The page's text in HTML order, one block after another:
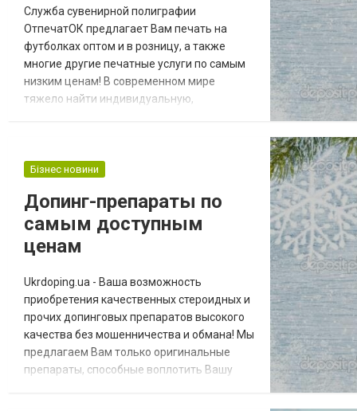
Служба сувенирной полиграфии
ОтпечатОК предлагает Вам печать на
футболках оптом и в розницу, а также
многие другие печатные услуги по самым
низким ценам! В современном мире
тяжело найти индивидуальную,
авторские футболки с печатью различных
Наша студия дает Вам уникальную
возможность выглядеть красиво,
Бізнес новини
Допинг-препараты по
самым доступным
ценам
Ukrdoping.ua - Ваша возможность
приобретения качественных стероидных и
прочих допинговых препаратов высокого
качества без мошенничества и обмана! Мы
предлагаем Вам только оригинальные
препараты, способные воплотить Вашу